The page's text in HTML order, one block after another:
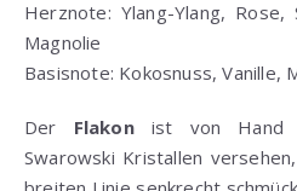
Herznote: Ylang-Ylang, Rose,
Magnolie
Basisnote: Kokosnuss, Vanille,
Der Flakonist von Hand
Swarowski Kristallen